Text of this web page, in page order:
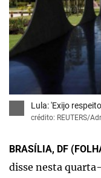
Lula: 'Exijo
crédito: REUTERS/
BRASÍLIA, DF
disse nesta